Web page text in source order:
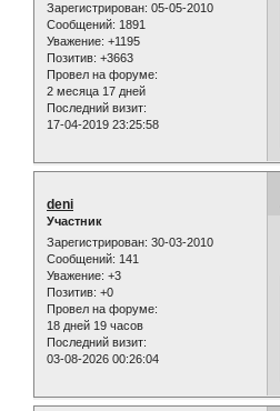
Зарегистрирован: 05-05-2010
Сообщений: 1891
Уважение: +1195
Позитив: +3663
Провел на форуме:
2 месяца 17 дней
Последний визит:
17-04-2019 23:25:58
deni
Участник
Зарегистрирован: 30-03-2010
Сообщений: 141
Уважение: +3
Позитив: +0
Провел на форуме:
18 дней 19 часов
Последний визит:
03-08-2026 00:26:04